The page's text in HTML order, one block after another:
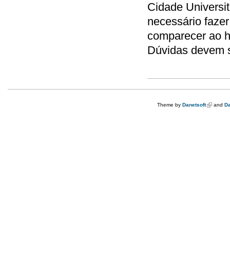
Cidade
necessário
comparecer ao
Dúvidas devem
Theme by Danetsoft(link is
and